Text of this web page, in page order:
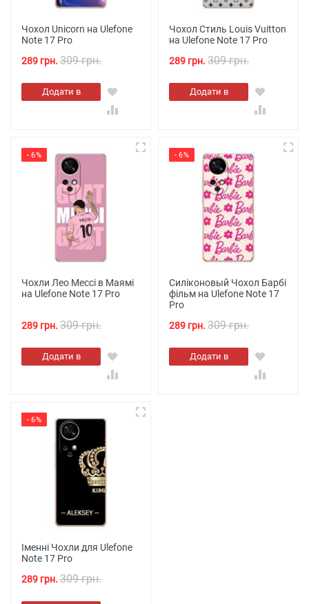
Чохол Unicorn на Ulefone
Note 17 Pro
289 грн. 309 грн.
Додати в
кошик
Чохол Стиль Louis Vuitton
на Ulefone Note 17 Pro
289 грн. 309 грн.
Додати в
кошик
- 6%
Чохли Лео Мессі в Маямі
на Ulefone Note 17 Pro
289 грн. 309 грн.
Додати в
кошик
- 6%
Силіконовый Чохол Барбі
фільм на Ulefone Note 17
Pro
289 грн. 309 грн.
Додати в
кошик
- 6%
Іменні Чохли для Ulefone
Note 17 Pro
289 грн. 309 грн.